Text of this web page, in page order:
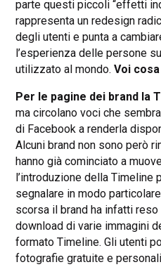
parte questi piccoli “effetti
rappresenta un redesign
degli utenti e punta a
l’esperienza delle persone
utilizzato al mondo.Voi
Per le pagine dei brand la
ma circolano voci che
di Facebook a renderla
Alcuni brand non sono però
hanno già cominciato a
l’introduzione della Timeline
segnalare in modo particolare
scorsa il brand ha infatti
download di varie immagini
formato Timeline. Gli utenti
fotografie gratuite e